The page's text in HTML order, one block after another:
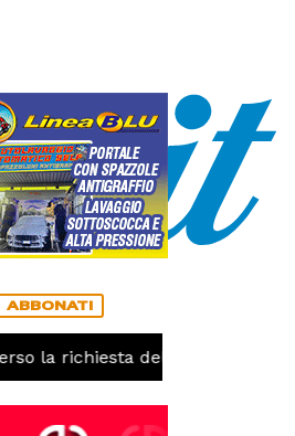
ABBONATI
la richiesta dello stato di